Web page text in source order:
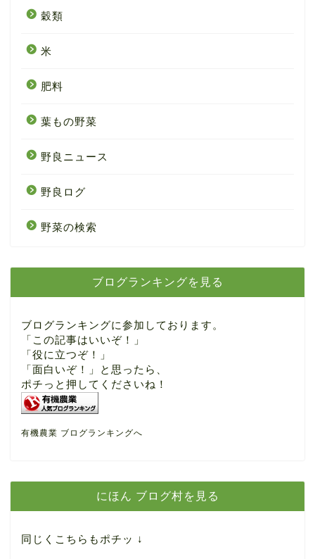
穀類
米
肥料
葉もの野菜
野良ニュース
野良ログ
野菜の検索
ブログランキングを見る
ブログランキングに参加しております。
「この記事はいいぞ！」
「役に立つぞ！」
「面白いぞ！」と思ったら、
ポチっと押してくださいね！
有機農業 ブログランキングへ
にほん ブログ村を見る
同じくこちらもポチッ ↓